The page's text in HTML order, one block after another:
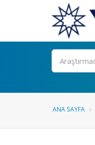
Ara
ANA SAYFA